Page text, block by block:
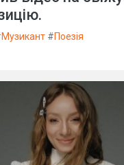
Музикант #Поезія